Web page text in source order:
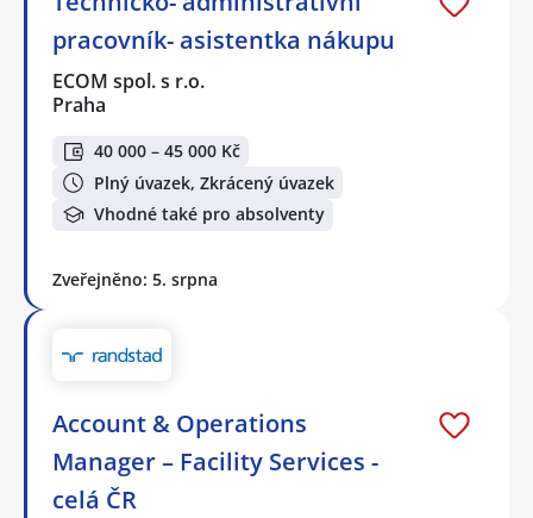
pracovník- asistentka nákupu
ECOM spol. s r.o.
Praha
40 000 – 45 000 Kč
Plný úvazek, Zkrácený úvazek
Vhodné také pro absolventy
Zveřejněno: 5. srpna
Account & Operations
Manager – Facility Services -
celá ČR